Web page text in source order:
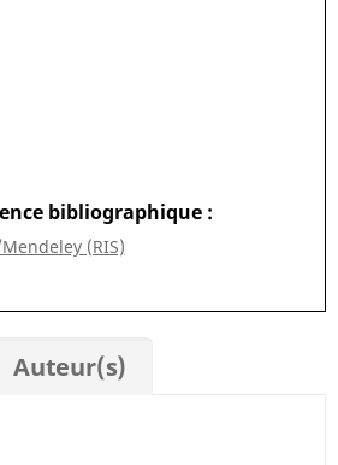
bibliographique
(RIS)
Auteur(s)